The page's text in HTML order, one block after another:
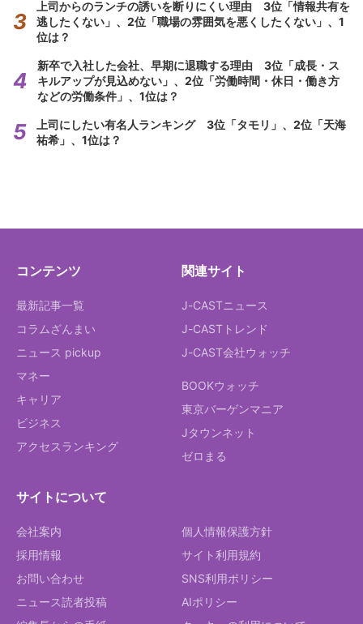
上司からのランチの誘いを断りにくい理由 3位「情報共有を
逃したくない」、2位「職場の雰囲気を悪くしたくない」、1
位は？
新卒で入社した会社、早期に退職する理由 3位「成長・ス
キルアップが見込めない」、2位「労働時間・休日・働き方
などの労働条件」、1位は？
上司にしたい有名人ランキング 3位「タモリ」、2位「天海
祐希」、1位は？
コンテンツ
最新記事一覧
コラムざんまい
ニュース pickup
マネー
キャリア
ビジネス
アクセスランキング
関連サイト
J-CASTニュース
J-CASTトレンド
J-CAST会社ウォッチ
BOOKウォッチ
東京バーゲンマニア
Jタウンネット
ゼロまる
サイトについて
会社案内
採用情報
お問い合わせ
ニュース読者投稿
個人情報保護方針
サイト利用規約
SNS利用ポリシー
AIポリシー